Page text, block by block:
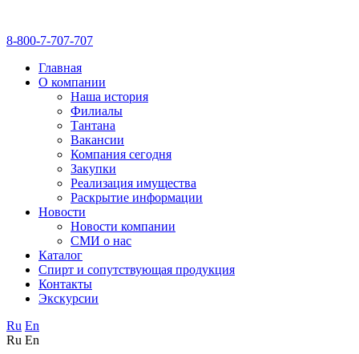
8-800-7-707-707
Главная
О компании
Наша история
Филиалы
Тантана
Вакансии
Компания сегодня
Закупки
Реализация имущества
Раскрытие информации
Новости
Новости компании
СМИ о нас
Каталог
Спирт и сопутствующая продукция
Контакты
Экскурсии
Ru En
Ru En